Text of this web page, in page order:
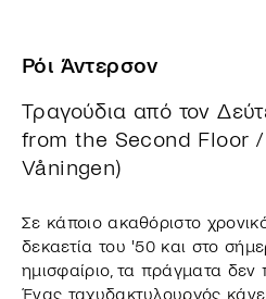
Ρόι Άντερσον
Τραγούδια από τον
from the Second Floor
Våningen)
Σε κάποιο ακαθόριστο
δεκαετία του '50 και στο
ημισφαίριο, τα πράγματα
Ένας ταχυδακτυλουργός